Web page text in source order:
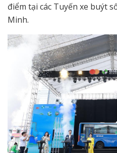
điểm tại các Tuyến xe buýt
Minh.